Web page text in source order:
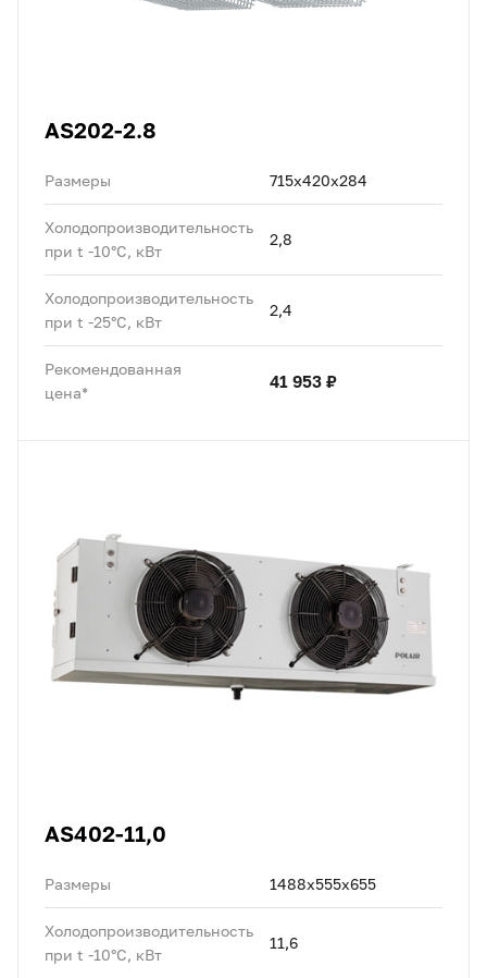
AS202-2.8
Размеры 715x420x284
Холодопроизводительность
при t -10°C, кВт
2,8
Холодопроизводительность
при t -25°C, кВт
2,4
Рекомендованная
цена*
41 953 ₽
AS402-11,0
Размеры 1488x555x655
Холодопроизводительность
при t -10°C, кВт
11,6